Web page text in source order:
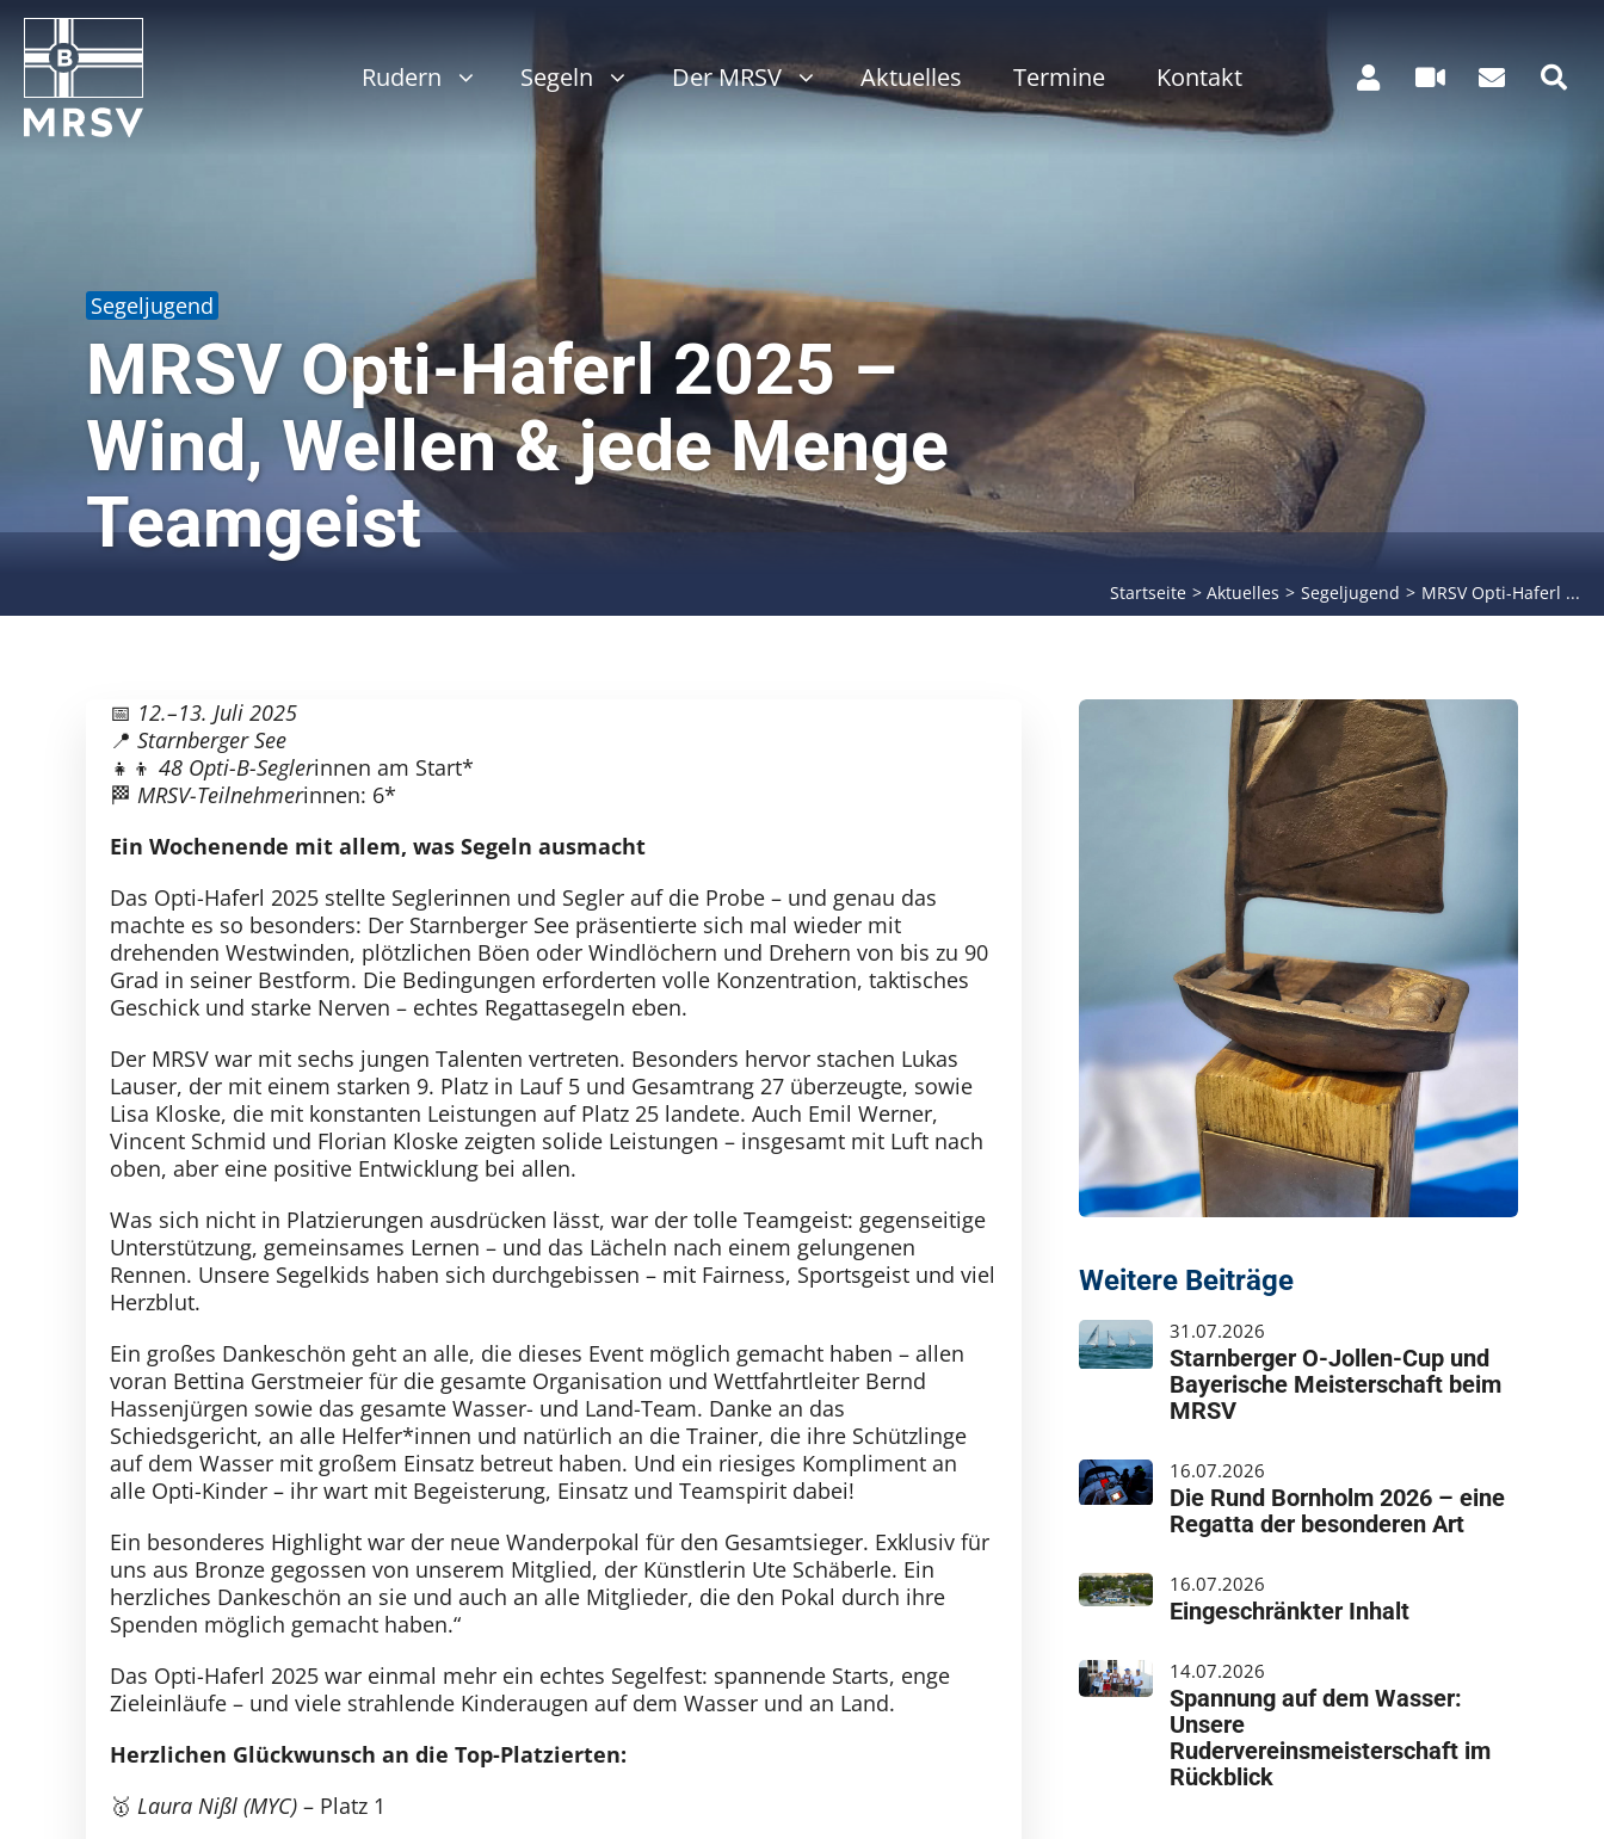
Zum
Inhalt
springen
Rudern Segeln Der MRSV Aktuelles Termine Kontakt
Segeljugend
MRSV Opti-Haferl 2025 –
Wind, Wellen & jede Menge
Teamgeist
Startseite Aktuelles Segeljugend MRSV Opti-Haferl ...
📅 12.–13. Juli 2025
📍 Starnberger See
👧👦 48 Opti-B-Seglerinnen am Start*
🏁 MRSV-Teilnehmerinnen: 6*
Ein Wochenende mit allem, was Segeln ausmacht
Das Opti-Haferl 2025 stellte Seglerinnen und Segler auf die Probe – und genau das
machte es so besonders: Der Starnberger See präsentierte sich mal wieder mit
drehenden Westwinden, plötzlichen Böen oder Windlöchern und Drehern von bis zu 90
Grad in seiner Bestform. Die Bedingungen erforderten volle Konzentration, taktisches
Geschick und starke Nerven – echtes Regattasegeln eben.
Der MRSV war mit sechs jungen Talenten vertreten. Besonders hervor stachen Lukas
Lauser, der mit einem starken 9. Platz in Lauf 5 und Gesamtrang 27 überzeugte, sowie
Lisa Kloske, die mit konstanten Leistungen auf Platz 25 landete. Auch Emil Werner,
Vincent Schmid und Florian Kloske zeigten solide Leistungen – insgesamt mit Luft nach
oben, aber eine positive Entwicklung bei allen.
Was sich nicht in Platzierungen ausdrücken lässt, war der tolle Teamgeist: gegenseitige
Unterstützung, gemeinsames Lernen – und das Lächeln nach einem gelungenen
Rennen. Unsere Segelkids haben sich durchgebissen – mit Fairness, Sportsgeist und viel
Herzblut.
Ein großes Dankeschön geht an alle, die dieses Event möglich gemacht haben – allen
voran Bettina Gerstmeier für die gesamte Organisation und Wettfahrtleiter Bernd
Hassenjürgen sowie das gesamte Wasser- und Land-Team. Danke an das
Schiedsgericht, an alle Helfer*innen und natürlich an die Trainer, die ihre Schützlinge
auf dem Wasser mit großem Einsatz betreut haben. Und ein riesiges Kompliment an
alle Opti-Kinder – ihr wart mit Begeisterung, Einsatz und Teamspirit dabei!
Ein besonderes Highlight war der neue Wanderpokal für den Gesamtsieger. Exklusiv für
uns aus Bronze gegossen von unserem Mitglied, der Künstlerin Ute Schäberle. Ein
herzliches Dankeschön an sie und auch an alle Mitglieder, die den Pokal durch ihre
Spenden möglich gemacht haben.“
Das Opti-Haferl 2025 war einmal mehr ein echtes Segelfest: spannende Starts, enge
Zieleinläufe – und viele strahlende Kinderaugen auf dem Wasser und an Land.
Herzlichen Glückwunsch an die Top-Platzierten:
🥇 Laura Nißl (MYC)– Platz 1
Weitere Beiträge
31.07.2026
Starnberger O-Jollen-Cup und
Bayerische Meisterschaft beim
MRSV
16.07.2026
Die Rund Bornholm 2026 – eine
Regatta der besonderen Art
16.07.2026
Eingeschränkter Inhalt
14.07.2026
Spannung auf dem Wasser:
Unsere
Rudervereinsmeisterschaft im
Rückblick